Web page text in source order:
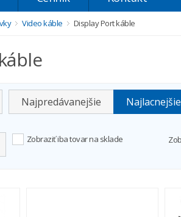
Video káble Display Port káble
Najpredávanejšie Najlacnejšie
Zobraziť iba tovar na sklade